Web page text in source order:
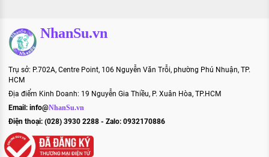
NhanSu.vn
Trụ sở: P.702A, Centre Point, 106 Nguyễn Văn Trỗi, phường Phú Nhuận, TP.
HCM
Địa điểm Kinh Doanh: 19 Nguyễn Gia Thiều, P. Xuân Hòa, TP.HCM
Email: info@NhanSu.vn
Điện thoại: (028) 3930 2288 - Zalo: 0932170886